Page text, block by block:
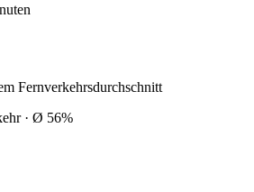
Fernverkehrsdurchschnitt
· Ø 56%